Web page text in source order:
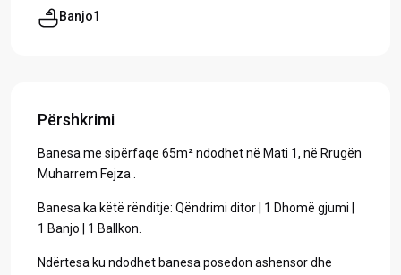
Banjo1
Përshkrimi
Banesa me sipërfaqe 65m² ndodhet në Mati 1, në Rrugën
Muharrem Fejza .
Banesa ka këtë rënditje: Qëndrimi ditor | 1 Dhomë gjumi |
1 Banjo | 1 Ballkon.
Ndërtesa ku ndodhet banesa posedon ashensor dhe